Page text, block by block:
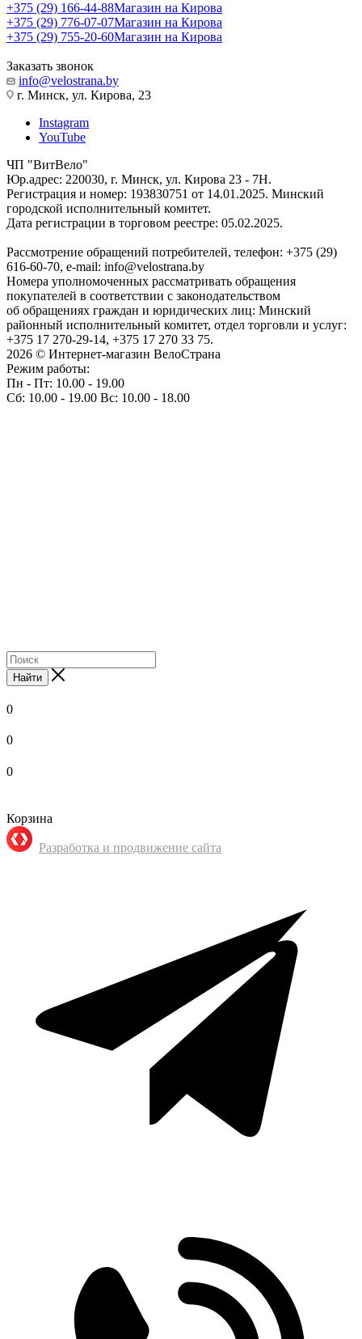
+375 (29) 166-44-88Магазин на Кирова
+375 (29) 776-07-07Магазин на Кирова
+375 (29) 755-20-60Магазин на Кирова
Заказать звонок
info@velostrana.by
г. Минск, ул. Кирова, 23
Instagram
YouTube
ЧП "ВитВело"
Юр.адрес: 220030, г. Минск, ул. Кирова 23 - 7Н.
Регистрация и номер: 193830751 от 14.01.2025. Минский
городской исполнительный комитет.
Дата регистрации в торговом реестре: 05.02.2025.
Рассмотрение обращений потребителей, телефон: +375 (29)
616-60-70, e-mail: info@velostrana.by
Номера уполномоченных рассматривать обращения
покупателей в соответствии с законодательством
об обращениях граждан и юридических лиц: Минский
районный исполнительный комитет, отдел торговли и услуг:
+375 17 270-29-14, +375 17 270 33 75.
2026 © Интернет-магазин ВелоСтрана
Режим работы:
Пн - Пт: 10.00 - 19.00
Сб: 10.00 - 19.00 Вс: 10.00 - 18.00
Найти
0
0
0
Корзина
Разработка и продвижение сайта